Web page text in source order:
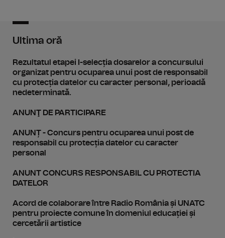
Ultima oră
Rezultatul etapei I-selecția dosarelor a concursului
organizat pentru ocuparea unui post de responsabil
cu protecția datelor cu caracter personal, perioadă
nedeterminată.
ANUNŢ DE PARTICIPARE
ANUNȚ - Concurs pentru ocuparea unui post de
responsabil cu protecția datelor cu caracter
personal
ANUNT CONCURS RESPONSABIL CU PROTECTIA
DATELOR
Acord de colaborare între Radio România și UNATC
pentru proiecte comune în domeniul educației și
cercetării artistice